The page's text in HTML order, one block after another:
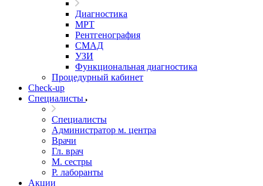
Диагностика
МРТ
Рентгенография
СМАД
УЗИ
Функциональная диагностика
Процедурный кабинет
Cheсk-up
Специалисты
Специалисты
Администратор м. центра
Врачи
Гл. врач
М. сестры
Р. лаборанты
Акции